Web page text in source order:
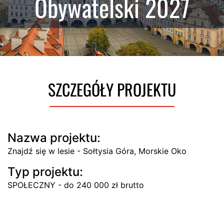
Obywatelski 2027
SZCZEGÓŁY PROJEKTU
Nazwa projektu:
Znajdź się w lesie - Sołtysia Góra, Morskie Oko
Typ projektu:
SPOŁECZNY - do 240 000 zł brutto